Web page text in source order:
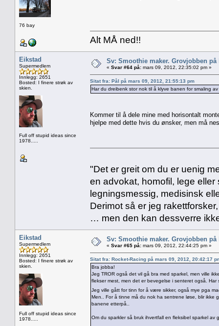
76 bay
Alt MÅ ned!!
Eikstad
Supermedlem
Innlegg: 2651
Bosted: I finere strøk av
skien.
Full off stupid ideas since
1978.....
Sv: Smoothie maker. Grovjobben
« Svar #64 på: mars 09, 2012, 22:35:02 pm »
Sitat fra: Pål på mars 09, 2012, 21:55:13 pm
Har du dreibenk stor nok til å klyve banen for smaling
Kommer til å dele mine med horisontalt
hjelpe med dette hvis du ønsker, men må
"Det er greit om du er uenig
en advokat, homofil, lege
legningsmessig, medisinsk
Derimot så er jeg
… men den kan dessverre
Eikstad
Supermedlem
Innlegg: 2651
Bosted: I finere strøk av
skien.
Full off stupid ideas since
1978.....
Sv: Smoothie maker. Grovjobben
« Svar #65 på: mars 09, 2012, 22:44:25 pm »
Sitat fra: Rocket-Racing på mars 09, 2012, 20:42:17
Bra jobba!
Jeg TROR også det vil gå bra med sparkel, men ville
flekser mest, men det er bevegelse i senteret også.
Jeg ville gått for tinn for å være sikker, også mye pga
Men.. For å tinne må du nok ha sentrene løse, blir ikke
banene etterpå..
Om du sparkler så bruk ihvertfall en fleksibel sparkel